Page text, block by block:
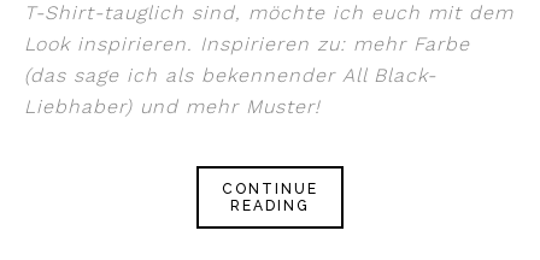
T-Shirt-tauglich sind, möchte ich euch mit dem
Look inspirieren. Inspirieren zu: mehr Farbe
(das sage ich als bekennender All Black-
Liebhaber) und mehr Muster!
CONTINUE
READING